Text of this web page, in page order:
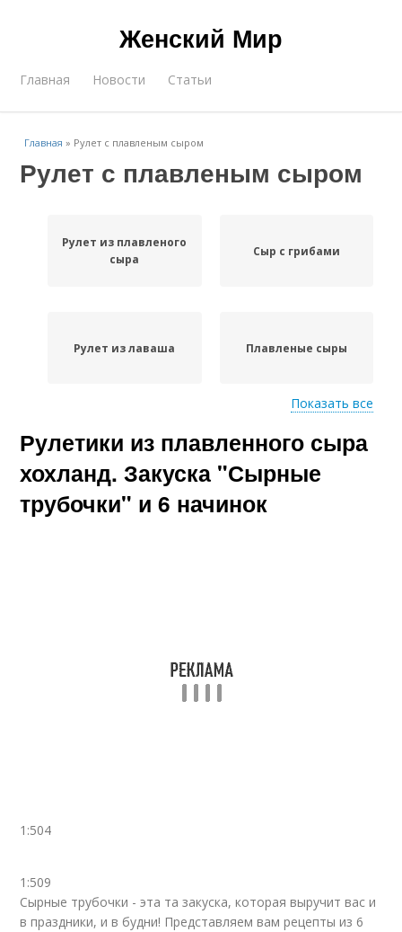
Женский Мир
Главная Новости Статьи
Главная » Рулет с плавленым сыром
Рулет с плавленым сыром
Рулет из плавленого
сыра
Сыр с грибами
Рулет из лаваша Плавленые сыры
Яичный рулет Рулет с начинкой
Показать все
Рулетики из плавленного сыра
хохланд. Закуска "Сырные
трубочки" и 6 начинок
1:504
1:509
Сырные трубочки - эта та закуска, которая выручит вас и
в праздники, и в будни! Представляем вам рецепты из 6